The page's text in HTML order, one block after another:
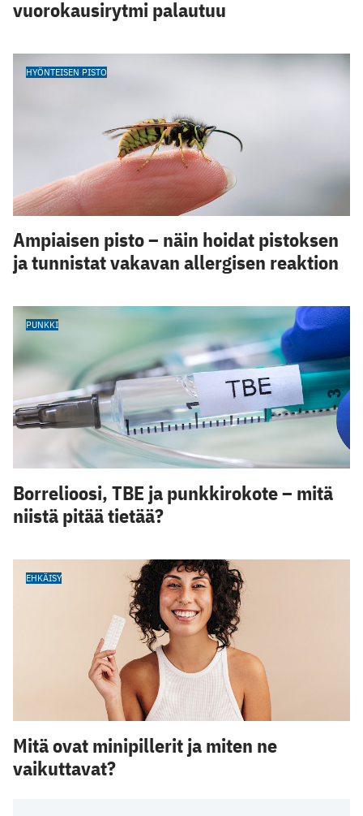
vuorokausirytmi palautuu
HYÖNTEISEN PISTO
Ampiaisen pisto – näin hoidat pistoksen
ja tunnistat vakavan allergisen reaktion
PUNKKI
Borrelioosi, TBE ja punkkirokote – mitä
niistä pitää tietää?
EHKÄISY
Mitä ovat minipillerit ja miten ne
vaikuttavat?